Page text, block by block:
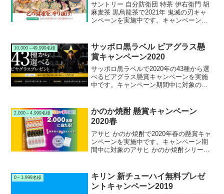
サントリー 自分防衛団 特茶 伊右衛門 胡
麻麦茶 黒烏龍茶で2021年 鬼滅の刃キャ
ンペーンを実施中です。キャンペーン期
や鬼滅の刃 数量限定ランチボックスがも
らえます。
10,000～49,999名様
サッポロ黒ラベル ビアグラス懸
賞キャンペーン2020
サッポロ黒ラベルで2020年の43種から選
べるビアグラス懸賞キャンペーンを実施
中です。キャンペーン期間中に対象のサ
グラスがペアで当たります。
2,000～4,999名様
かのか焼酎 懸賞キャンペーン
2020春
アサヒ かのか焼酎で2020年春の懸賞キャ
ンペーンを実施中です。キャンペーン期
間中に対象のアサヒ かのか焼酎シリーズ
ます。
0～1,999名様
キリン 新チューハイ無料プレゼ
ントキャンペーン2019